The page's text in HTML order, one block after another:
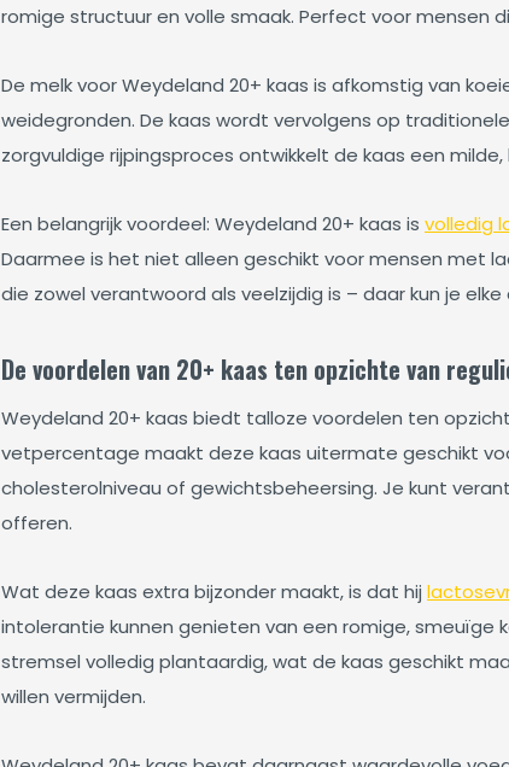
romige structuur en volle smaak. Perfect voor mensen
De melk voor Weydeland 20+ kaas is afkomstig van
weidegronden. De kaas wordt vervolgens op
zorgvuldige rijpingsproces ontwikkelt de kaas een
Een belangrijk voordeel: Weydeland 20+ kaas is volledig
Daarmee is het niet alleen geschikt voor mensen met
die zowel verantwoord als veelzijdig is – daar kun je
De voordelen van 20+ kaas ten opzichte van
Weydeland 20+ kaas biedt talloze voordelen ten
vetpercentage maakt deze kaas uitermate geschikt
cholesterolniveau of gewichtsbeheersing. Je kunt
offeren.
Wat deze kaas extra bijzonder maakt, is dat hij
intolerantie kunnen genieten van een romige, smeuïge
stremsel volledig plantaardig, wat de kaas geschikt
willen vermijden.